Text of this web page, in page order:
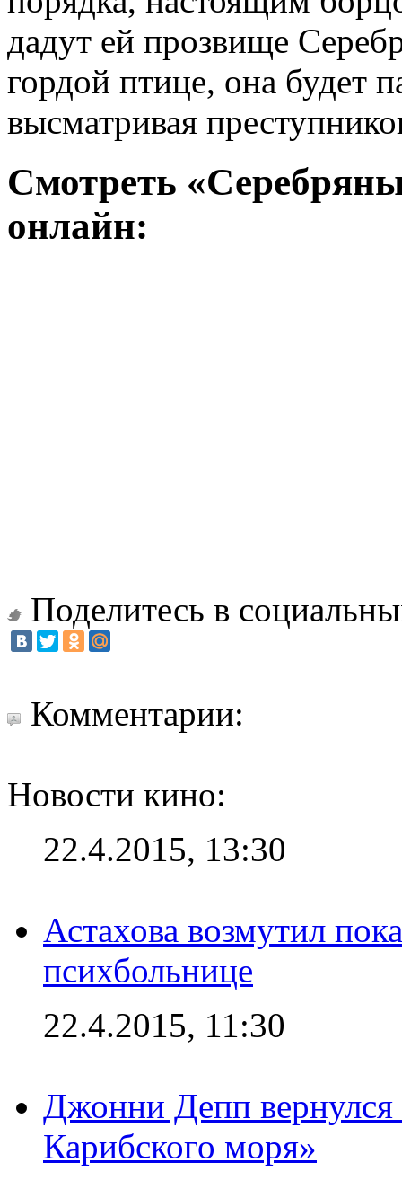
дадут ей прозвище
гордой птице, она будет
высматривая
Смотреть
онлайн:
Поделитесь в
Комментарии:
Новости кино:
22.4.2015, 13:30
Астахова возмутил
психбольнице
22.4.2015, 11:30
Джонни Депп
Карибского моря»